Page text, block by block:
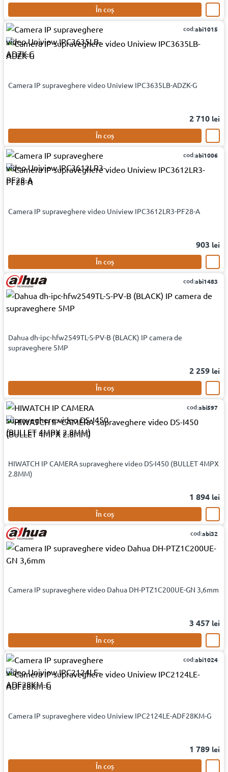
În coș
cod:abi1015
Camera IP supraveghere video Uniview IPC3635LB-ADZK-G
2 710 lei
În coș
cod:abi1006
Camera IP supraveghere video Uniview IPC3612LR3-PF28-A
903 lei
În coș
cod:abi1483
Dahua dh-ipc-hfw2549TL-S-PV-B (BLACK) IP camera de
supraveghere 5MP
2 259 lei
În coș
cod:abi597
HIWATCH IP CAMERA supraveghere video DS-I450 (BULLET 4MPX
2.8MM)
1 894 lei
În coș
cod:abi32
Camera IP supraveghere video Dahua DH-PTZ1C200UE-GN 3,6mm
3 457 lei
În coș
cod:abi1024
Camera IP supraveghere video Uniview IPC2124LE-ADF28KM-G
1 789 lei
În coș